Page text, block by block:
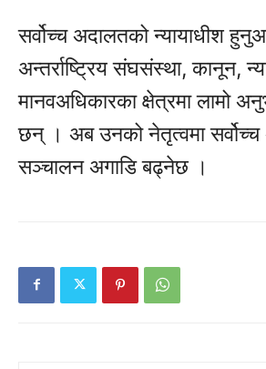
सर्वोच्च अदालतको न्यायाधीश
अन्तर्राष्ट्रिय संघसंस्था, कानून,
मानवअधिकारका क्षेत्रमा लामो
छन् । अब उनको नेतृत्वमा सर्वोच्च
सञ्चालन अगाडि बढ्नेछ ।